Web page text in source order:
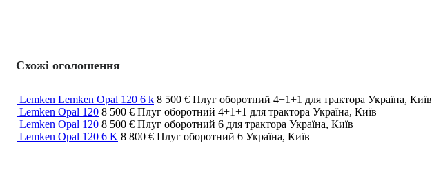
Схожі оголошення
Lemken Lemken Opal 120 6 k 8 500 € Плуг оборотний 4+1+1 для трактора Україна, Київ
Lemken Opal 120 8 500 € Плуг оборотний 4+1+1 для трактора Україна, Київ
Lemken Opal 120 8 500 € Плуг оборотний 6 для трактора Україна, Київ
Lemken Opal 120 6 K 8 800 € Плуг оборотний 6 Україна, Київ